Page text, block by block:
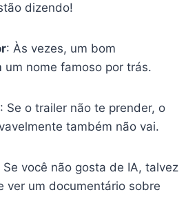
dizendo!
: Às vezes, um bom
um nome famoso por trás.
: Se o trailer não te prender, o
também não vai.
Se você não gosta de IA, talvez
ver um documentário sobre